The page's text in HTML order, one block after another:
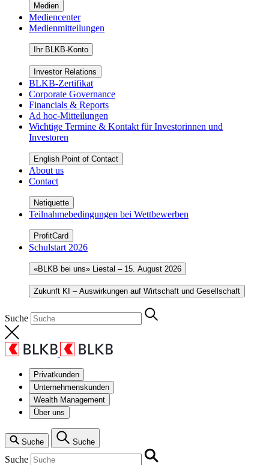
Medien
Mediencenter
Medienmitteilungen
Ihr BLKB-Konto
Investor Relations
BLKB-Zertifikat
Corporate Governance
Financials & Reports
Ad hoc-Mitteilungen
Wichtige Termine & Kontakt für Investorinnen und
Investoren
English Point of Contact
About us
Contact
Netiquette
Teilnahmebedingungen bei Wettbewerben
ProfitCard
Schulstart 2026
«BLKB bei uns» Liestal – 15. August 2026
Zukunft KI – Auswirkungen auf Wirtschaft und Gesellschaft
Suche
Privatkunden
Unternehmenskunden
Wealth Management
Über uns
Suche Suche
Suche